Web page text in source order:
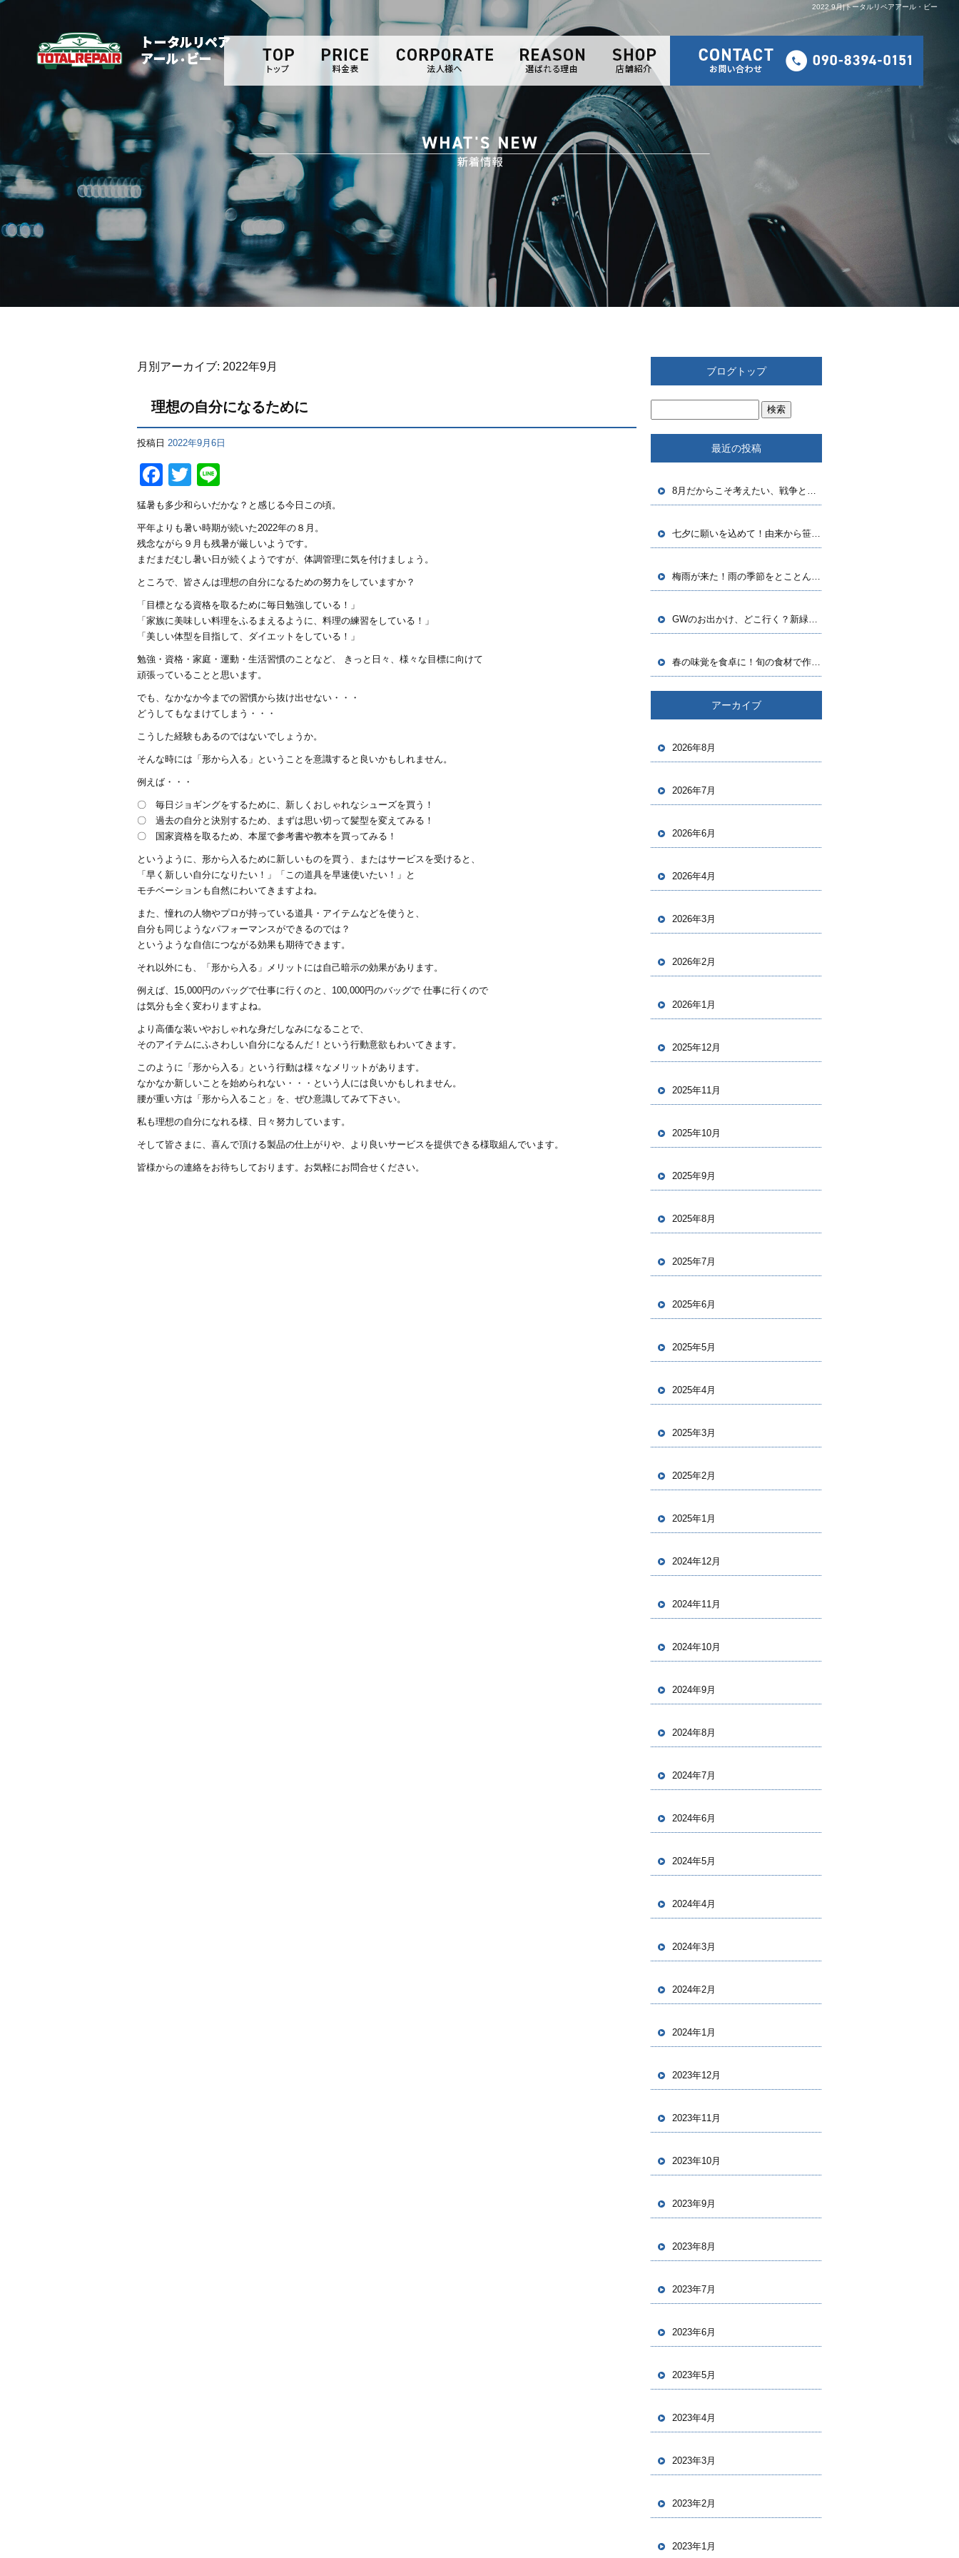
2022 9月|トータルリペアアール・ビー
月別アーカイブ: 2022年9月
理想の自分になるために
投稿日 2022年9月6日
Facebook
Twitter
猛暑も多少和らいだかな？と感じる今日この頃。
平年よりも暑い時期が続いた2022年の８月。
残念ながら９月も残暑が厳しいようです。
まだまだむし暑い日が続くようですが、体調管理に気を付けましょう。
ところで、皆さんは理想の自分になるための努力をしていますか？
「目標となる資格を取るために毎日勉強している！」
「家族に美味しい料理をふるまえるように、料理の練習をしている！」
「美しい体型を目指して、ダイエットをしている！」
勉強・資格・家庭・運動・生活習慣のことなど、 きっと日々、様々な目標に向けて
頑張っていることと思います。
でも、なかなか今までの習慣から抜け出せない・・・
どうしてもなまけてしまう・・・
こうした経験もあるのではないでしょうか。
そんな時には「形から入る」ということを意識すると良いかもしれません。
例えば・・・
〇 毎日ジョギングをするために、新しくおしゃれなシューズを買う！
〇 過去の自分と決別するため、まずは思い切って髪型を変えてみる！
〇 国家資格を取るため、本屋で参考書や教本を買ってみる！
というように、形から入るために新しいものを買う、またはサービスを受けると、
「早く新しい自分になりたい！」「この道具を早速使いたい！」と
モチベーションも自然にわいてきますよね。
また、憧れの人物やプロが持っている道具・アイテムなどを使うと、
自分も同じようなパフォーマンスができるのでは？
というような自信につながる効果も期待できます。
それ以外にも、「形から入る」メリットには自己暗示の効果があります。
例えば、15,000円のバッグで仕事に行くのと、100,000円のバッグで 仕事に行くので
は気分も全く変わりますよね。
より高価な装いやおしゃれな身だしなみになることで、
そのアイテムにふさわしい自分になるんだ！という行動意欲もわいてきます。
このように「形から入る」という行動は様々なメリットがあります。
なかなか新しいことを始められない・・・という人には良いかもしれません。
腰が重い方は「形から入ること」を、ぜひ意識してみて下さい。
私も理想の自分になれる様、日々努力しています。
そして皆さまに、喜んで頂ける製品の仕上がりや、より良いサービスを提供できる様取組んでいます。
皆様からの連絡をお待ちしております。お気軽にお問合せください。
ブログトップ
最近の投稿
8月だからこそ考えたい、戦争と平和のこと
七夕に願いを込めて！由来から笹飾りの豆知識まで
梅雨が来た！雨の季節をとことん楽しむ方法
GWのお出かけ、どこ行く？新緑シーズンをもっと楽しむヒント集
春の味覚を食卓に！旬の食材で作る、春らしいごちそうレシピ
アーカイブ
2026年8月
2026年7月
2026年6月
2026年4月
2026年3月
2026年2月
2026年1月
2025年12月
2025年11月
2025年10月
2025年9月
2025年8月
2025年7月
2025年6月
2025年5月
2025年4月
2025年3月
2025年2月
2025年1月
2024年12月
2024年11月
2024年10月
2024年9月
2024年8月
2024年7月
2024年6月
2024年5月
2024年4月
2024年3月
2024年2月
2024年1月
2023年12月
2023年11月
2023年10月
2023年9月
2023年8月
2023年7月
2023年6月
2023年5月
2023年4月
2023年3月
2023年2月
2023年1月